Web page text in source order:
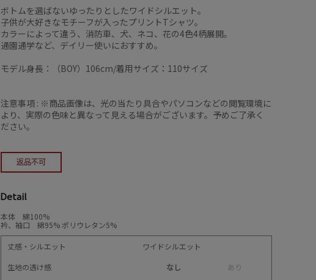
ボトムを選ばないゆったりとしたワイドシルエット。
子供が大好きなモチーフが入ったプリントTシャツ。
カラーによって違う、消防車、犬、ネコ、花の4色4柄展開。
通園通学など、デイリー使いにおすすめ。
モデル身長：（BOY）106cm/着用サイズ：110サイズ
注意事項 : ※商品画像は、光の当たり具合やパソコンなどの閲覧環境に
より、実際の色味と異なって見える場合がございます。予めご了承く
ださい。
Detail
本体 綿100%
衿、袖口 綿95% ポリウレタン5%
丈感・シルエット
ワイドシルエット
生地の透け感
なし あ り